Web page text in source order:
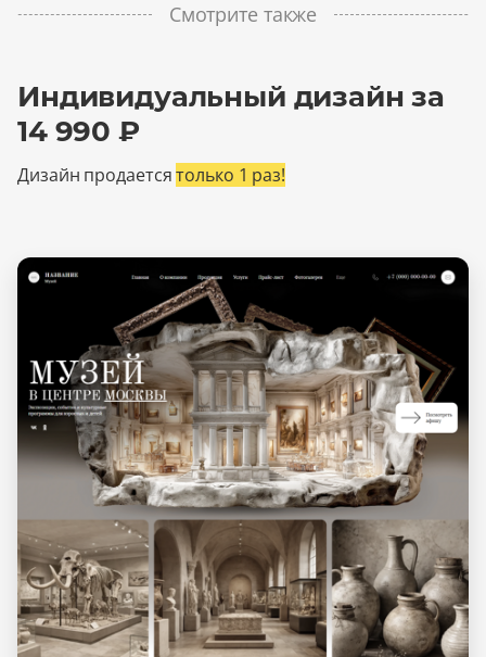
Смотрите также
Индивидуальный дизайн за
14 990 ₽
Дизайн продаетсятолько 1 раз!